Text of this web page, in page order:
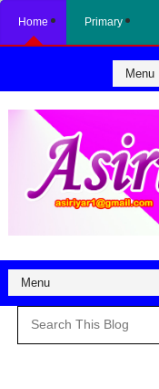
Home Primary